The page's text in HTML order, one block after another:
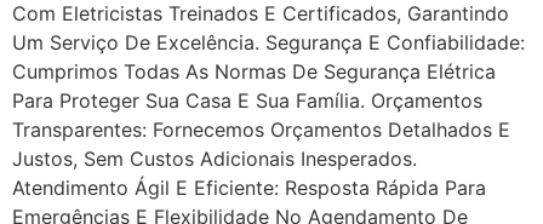
Com Eletricistas Treinados E Certificados, Garantindo
Um Serviço De Excelência. Segurança E Confiabilidade:
Cumprimos Todas As Normas De Segurança Elétrica
Para Proteger Sua Casa E Sua Família. Orçamentos
Transparentes: Fornecemos Orçamentos Detalhados E
Justos, Sem Custos Adicionais Inesperados.
Atendimento Ágil E Eficiente: Resposta Rápida Para
Emergências E Flexibilidade No Agendamento De